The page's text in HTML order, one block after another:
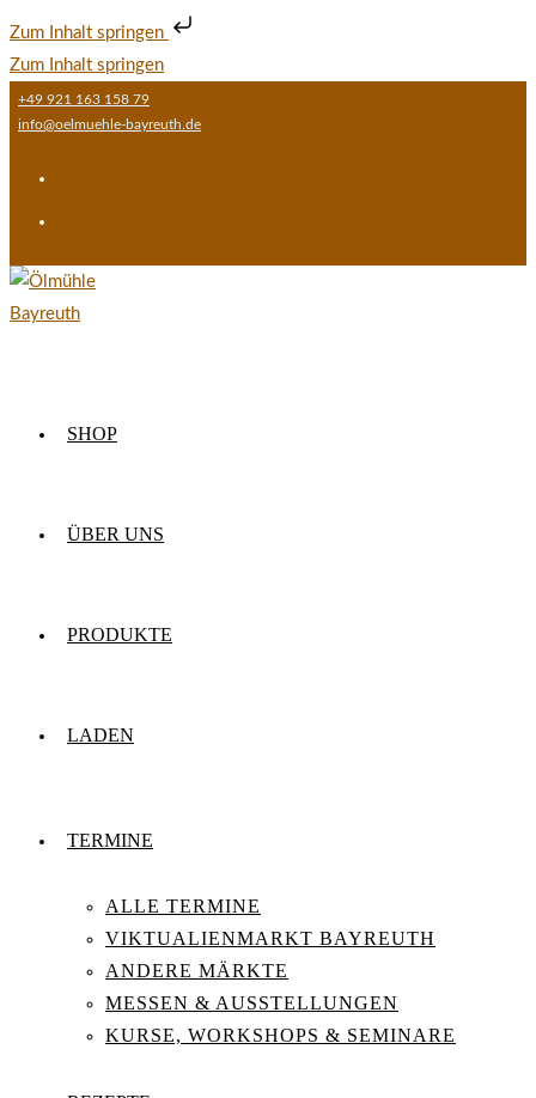
Zum Inhalt springen
Zum Inhalt springen
+49 921 163 158 79
info@oelmuehle-bayreuth.de
SHOP
ÜBER UNS
PRODUKTE
LADEN
TERMINE
ALLE TERMINE
VIKTUALIENMARKT BAYREUTH
ANDERE MÄRKTE
MESSEN & AUSSTELLUNGEN
KURSE, WORKSHOPS & SEMINARE